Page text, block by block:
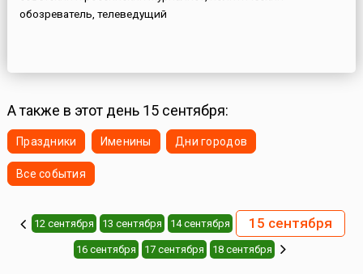
обозреватель, телеведущий
А также в этот день 15 сентября:
Праздники Именины Дни городов
Все события
12 сентября 13 сентября 14 сентября 15 сентября
16 сентября 17 сентября 18 сентября